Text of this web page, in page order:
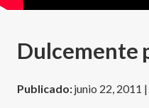
Dulcemente
Publicado:junio 22, 2011 |